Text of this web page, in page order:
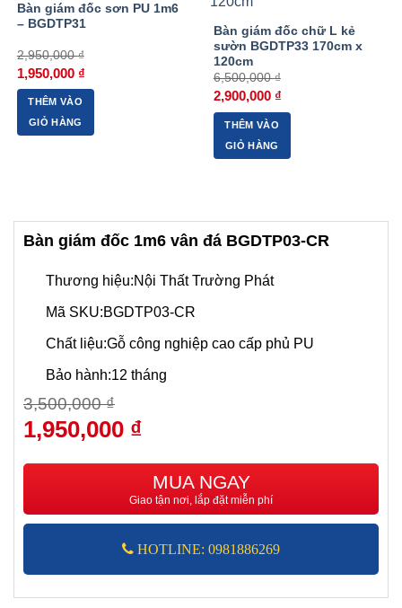
Bàn giám đốc sơn PU 1m6
– BGDTP31
2,950,000₫
Giá
gốc
là:
2,950,000 ₫.
1,950,000 ₫Giá
tại
THÊM VÀO
GIỎ HÀNG
Bàn giám đốc chữ L kẻ
sườn BGDTP33 170cm x
120cm
6,500,000₫
Giá
gốc
là:
6,500,000 ₫.
2,900,000 ₫Giá
tại
THÊM VÀO
GIỎ HÀNG
Bàn giám đốc 1m6 vân đá BGDTP03-CR
Thương hiệu:Nội Thất Trường Phát
Mã SKU:BGDTP03-CR
Chất liệu:Gỗ công nghiệp cao cấp phủ PU
Bảo hành:12 tháng
3,500,000₫
Giá
gốc
là:
1,950,000 ₫Giá
tại
là:
1,950,000 ₫.
MUA NGAY
Giao tận nơi, lắp đặt miễn phí
HOTLINE: 0981886269